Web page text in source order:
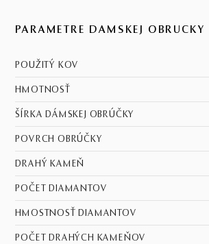
PARAMETRE DÁMSKEJ OBRÚČKY
POUŽITÝ KOV
HMOTNOSŤ
ŠÍRKA DÁMSKEJ OBRÚČKY
POVRCH OBRÚČKY
DRAHÝ KAMEŇ
POČET DIAMANTOV
HMOSTNOSŤ DIAMANTOV
POČET DRAHÝCH KAMEŇOV